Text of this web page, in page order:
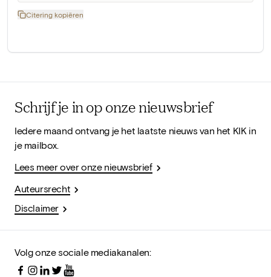
Citering kopiëren
Schrijf je in op onze nieuwsbrief
Iedere maand ontvang je het laatste nieuws van het KIK in
je mailbox.
Lees meer over onze nieuwsbrief
Auteursrecht
Disclaimer
Volg onze sociale mediakanalen: